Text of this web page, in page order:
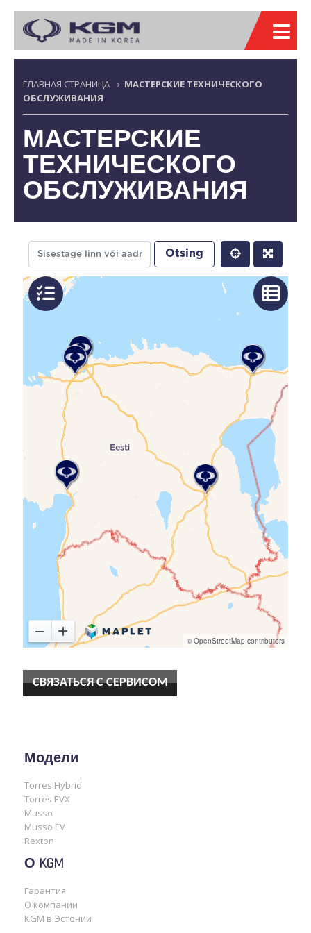
ГЛАВНАЯ СТРАНИЦА › МАСТЕРСКИЕ ТЕХНИЧЕСКОГО
ОБСЛУЖИВАНИЯ
МАСТЕРСКИЕ
ТЕХНИЧЕСКОГО
ОБСЛУЖИВАНИЯ
СВЯЗАТЬСЯ С СЕРВИСОМ
Модели
Torres Hybrid
Torres EVX
Musso
Musso EV
Rexton
О KGM
Гарантия
О компании
KGM в Эстонии